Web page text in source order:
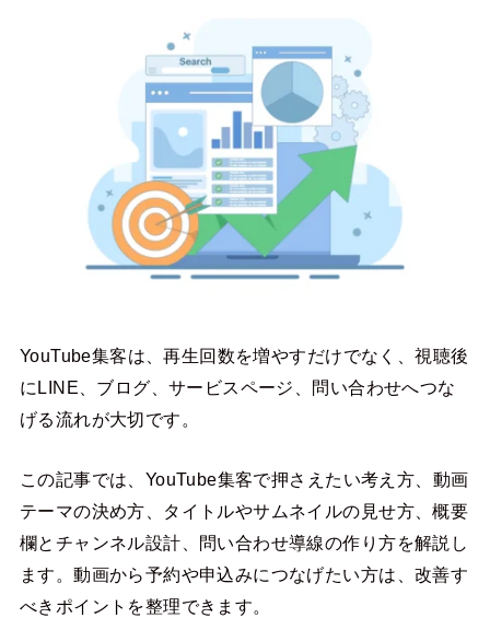
YouTube集客は、再生回数を増やすだけでなく、視聴後
にLINE、ブログ、サービスページ、問い合わせへつな
げる流れが大切です。
この記事では、YouTube集客で押さえたい考え方、動画
テーマの決め方、タイトルやサムネイルの見せ方、概要
欄とチャンネル設計、問い合わせ導線の作り方を解説し
ます。動画から予約や申込みにつなげたい方は、改善す
べきポイントを整理できます。